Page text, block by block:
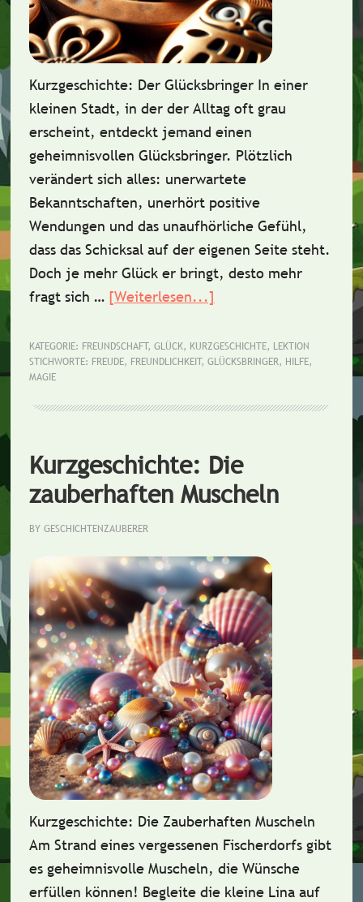
Kurzgeschichte: Der Glücksbringer In einer
kleinen Stadt, in der der Alltag oft grau
erscheint, entdeckt jemand einen
geheimnisvollen Glücksbringer. Plötzlich
verändert sich alles: unerwartete
Bekanntschaften, unerhört positive
Wendungen und das unaufhörliche Gefühl,
dass das Schicksal auf der eigenen Seite steht.
Doch je mehr Glück er bringt, desto mehr
fragt sich … [Weiterlesen...]
Glücksbringer
KATEGORIE: FREUNDSCHAFT, GLÜCK, KURZGESCHICHTE, LEKTION
STICHWORTE: FREUDE, FREUNDLICHKEIT, GLÜCKSBRINGER, HILFE,
MAGIE
Kurzgeschichte: Die
zauberhaften Muscheln
BY GESCHICHTENZAUBERER
Kurzgeschichte: Die Zauberhaften Muscheln
Am Strand eines vergessenen Fischerdorfs gibt
es geheimnisvolle Muscheln, die Wünsche
erfüllen können! Begleite die kleine Lina auf